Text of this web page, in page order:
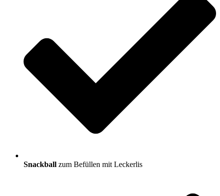
Snackball zum Befüllen mit Leckerlis